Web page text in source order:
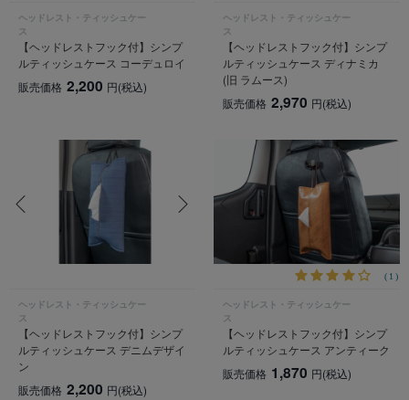
ヘッドレスト・ティッシュケー
ス
【ヘッドレストフック付】シンプ
ルティッシュケース コーデュロイ
販売価格 2,200 円(税込)
ヘッドレスト・ティッシュケー
ス
【ヘッドレストフック付】シンプ
ルティッシュケース ディナミカ
(旧 ラムース)
販売価格 2,970 円(税込)
ヘッドレスト・ティッシュケー
ス
【ヘッドレストフック付】シンプ
ルティッシュケース デニムデザイ
ン
販売価格 2,200 円(税込)
(1)
ヘッドレスト・ティッシュケー
ス
【ヘッドレストフック付】シンプ
ルティッシュケース アンティーク
販売価格 1,870 円(税込)